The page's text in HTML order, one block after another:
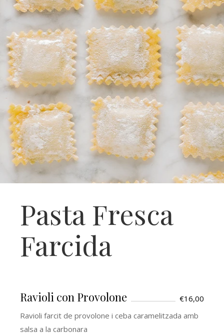
Pasta Fresca
Farcida
Ravioli con Provolone
€16,00
Ravioli farcit de provolone i ceba caramelitzada amb
salsa a la carbonara